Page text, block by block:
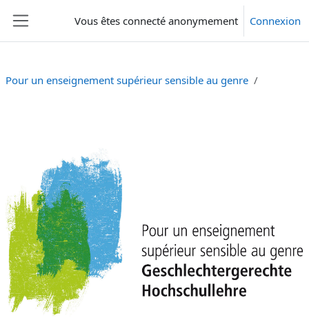
Vous êtes connecté anonymement Connexion
Pour un enseignement supérieur sensible au genre